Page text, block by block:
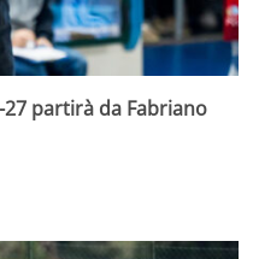
27 partirà da Fabriano